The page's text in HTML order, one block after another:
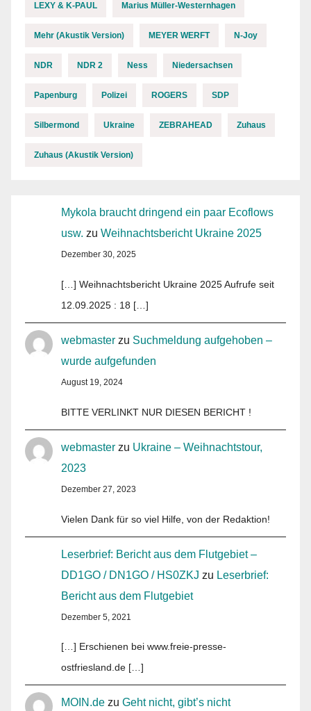
LEXY & K-PAUL Marius Müller-Westernhagen
Mehr (Akustik Version) MEYER WERFT N-Joy
NDR NDR 2 Ness Niedersachsen
Papenburg Polizei ROGERS SDP
Silbermond Ukraine ZEBRAHEAD Zuhaus
Zuhaus (Akustik Version)
Mykola braucht dringend ein paar Ecoflows
usw. zu Weihnachtsbericht Ukraine 2025
Dezember 30, 2025
[…] Weihnachtsbericht Ukraine 2025 Aufrufe seit
12.09.2025 : 18 […]
webmaster zu Suchmeldung aufgehoben –
wurde aufgefunden
August 19, 2024
BITTE VERLINKT NUR DIESEN BERICHT !
webmaster zu Ukraine – Weihnachtstour,
2023
Dezember 27, 2023
Vielen Dank für so viel Hilfe, von der Redaktion!
Leserbrief: Bericht aus dem Flutgebiet –
DD1GO / DN1GO / HS0ZKJ zu Leserbrief:
Bericht aus dem Flutgebiet
Dezember 5, 2021
[…] Erschienen bei www.freie-presse-
ostfriesland.de […]
MOIN.de zu Geht nicht, gibt’s nicht